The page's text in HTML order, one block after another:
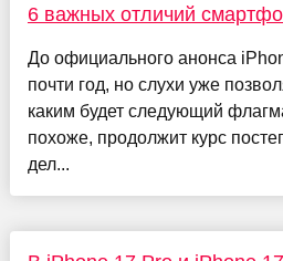
6 важных отличий
До официального анонса
почти год, но слухи уже
каким будет следующий
похоже, продолжит курс
дел...